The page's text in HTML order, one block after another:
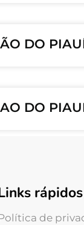
DO
DO
rápidos
de